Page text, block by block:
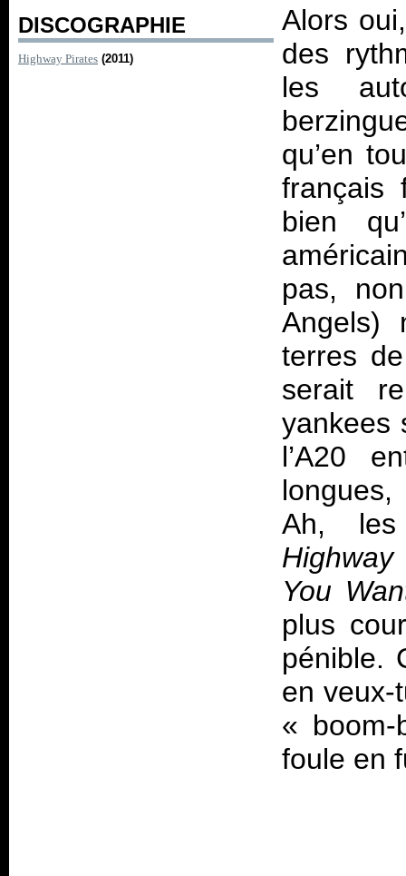
DISCOGRAPHIE
Highway Pirates (2011)
Alors
des
les
qu’en
bien
pas,
Angels)
terres
serait
yankees
l’A20
Ah, les
Highway
You
plus
pénible.
en
«
foule en